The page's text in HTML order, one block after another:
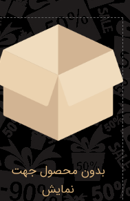
بدون محصول جهت
نمایش